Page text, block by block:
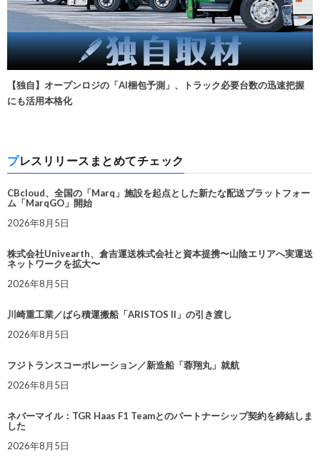
【独自】オープンロジの「AI梱包予測」、トラック必要台数の迅速把握
にも活用本格化
プレスリリースまとめてチェック
CBcloud、全国の「Marq」施設を起点とした新たな配送プラットフォー
ム「MarqGO」開始
2026年8月5日
株式会社Univearth、倉吉運送株式会社と資本提携〜山陰エリアへ実運送
ネットワークを拡大〜
2026年8月5日
川崎重工業／ばら積運搬船「ARISTOS II」の引き渡し
2026年8月5日
フジトランスコーポレーション／新造船「蓉翔丸」就航
2026年8月5日
ネバーマイル：TGR Haas F1 Teamとのパートナーシップ契約を締結しま
した
2026年8月5日